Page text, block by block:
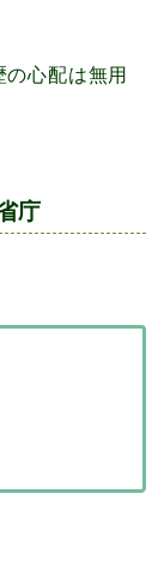
心配は無用
庁